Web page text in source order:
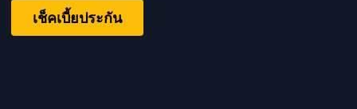
เช็คเบี้ยประกัน